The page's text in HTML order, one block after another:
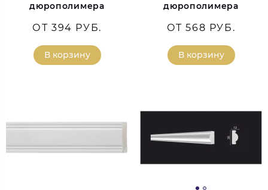
дюрополимера
ОТ 394 РУБ.
В корзину
дюрополимера
ОТ 568 РУБ.
В корзину